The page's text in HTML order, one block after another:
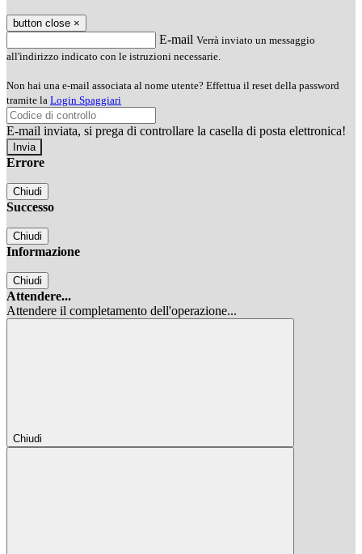
button close ×
E-mail Verrà inviato un messaggio
all'indirizzo indicato con le istruzioni necessarie.
Non hai una e-mail associata al nome utente? Effettua il reset della password
tramite la Login Spaggiari
E-mail inviata, si prega di controllare la casella di posta elettronica!
Errore
Chiudi
Successo
Chiudi
Informazione
Chiudi
Attendere...
Attendere il completamento dell'operazione...
Chiudi